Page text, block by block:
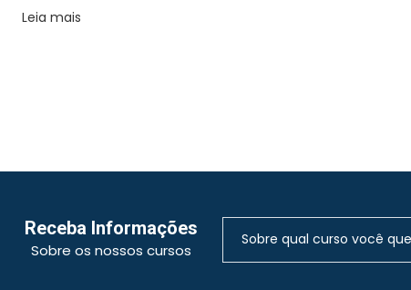
Leia mais
Receba Informações
Sobre os nossos cursos